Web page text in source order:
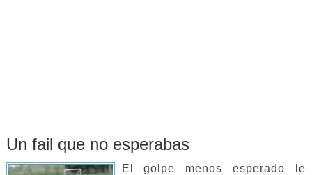
Un fail que no esperabas
El golpe menos esperado le